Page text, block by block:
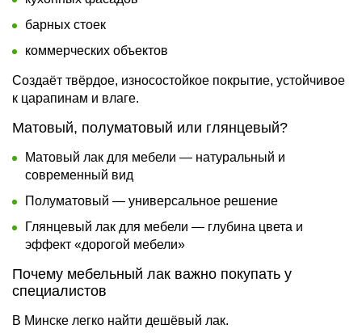
барных стоек
коммерческих объектов
Создаёт твёрдое, износостойкое покрытие, устойчивое
к царапинам и влаге.
Матовый, полуматовый или глянцевый?
Матовый лак для мебели — натуральный и
современный вид
Полуматовый — универсальное решение
Глянцевый лак для мебели — глубина цвета и
эффект «дорогой мебели»
Почему мебельный лак важно покупать у
специалистов
В Минске легко найти дешёвый лак.